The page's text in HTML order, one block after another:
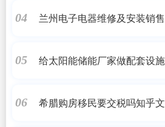
04 兰州电子电器维修及安装销
05 给太阳能储能厂家做配套设
06 希腊购房移民要交税吗知乎